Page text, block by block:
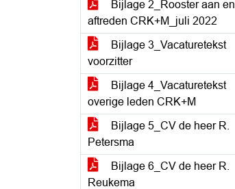
Bijlage 2_Rooster aan en
aftreden CRK+M_juli 2022
Bijlage 3_Vacaturetekst
voorzitter
Bijlage 4_Vacaturetekst
overige leden CRK+M
Bijlage 5_CV de heer R.
Petersma
Bijlage 6_CV de heer R.
Reukema